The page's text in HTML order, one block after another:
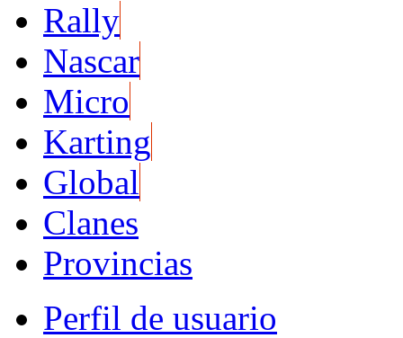
Rally
Nascar
Micro
Karting
Global
Clanes
Provincias
Perfil de usuario